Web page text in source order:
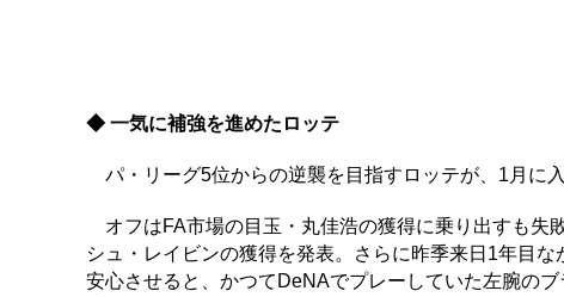
◆ 一気に補強を進めたロッテ
パ・リーグ5位からの逆襲を目指すロッテが、1月に入
オフはFA市場の目玉・丸佳浩の獲得に乗り出すも失
シュ・レイビンの獲得を発表。さらに昨季来日1年目
安心させると、かつてDeNAでプレーしていた左腕の